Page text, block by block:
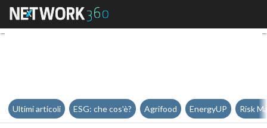
Data management, è
Ultimi articoli ESG: che cos'è? Agrifood EnergyUP Risk